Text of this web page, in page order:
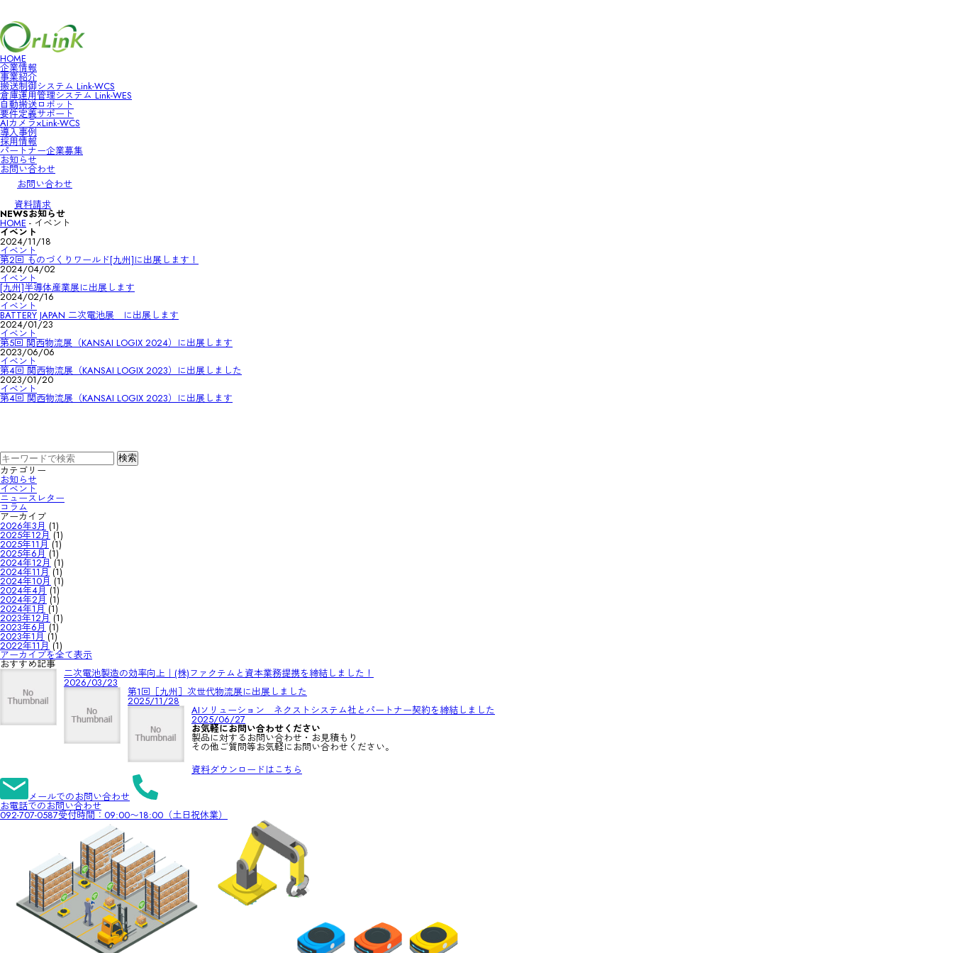
HOME
企業情報
事業紹介
搬送制御システム Link-WCS
倉庫運用管理システム Link-WES
自動搬送ロボット
要件定義サポート
AIカメラ×Link-WCS
導入事例
採用情報
パートナー企業募集
お知らせ
お問い合わせ
お問い合わせ
資料請求
NEWSお知らせ
HOME - イベント
イベント
2024/11/18
イベント
第2回 ものづくりワールド[九州]に出展します！
2024/04/02
イベント
[九州]半導体産業展に出展します
2024/02/16
イベント
BATTERY JAPAN 二次電池展 に出展します
2024/01/23
イベント
第5回 関西物流展（KANSAI LOGIX 2024）に出展します
2023/06/06
イベント
第4回 関西物流展（KANSAI LOGIX 2023）に出展しました
2023/01/20
イベント
第4回 関西物流展（KANSAI LOGIX 2023）に出展します
カテゴリー
お知らせ
イベント
ニュースレター
コラム
アーカイブ
2026年3月 (1)
2025年12月(1)
2025年11月 (1)
2025年6月 (1)
2024年12月 (1)
2024年11月 (1)
2024年10月 (1)
2024年4月 (1)
2024年2月 (1)
2024年1月 (1)
2023年12月 (1)
2023年6月 (1)
2023年1月 (1)
2022年11月 (1)
アーカイブを全て表示
おすすめ記事
二次電池製造の効率向上｜(株)ファクテムと資本業務提携を締結しました！
2026/03/23
第1回［九州］次世代物流展に出展しました
2025/11/28
AIソリューション ネクストシステム社とパートナー契約を締結しました
2025/06/27
お気軽にお問い合わせください
製品に対するお問い合わせ・お見積もり
その他ご質問等お気軽にお問い合わせください。
資料ダウンロードはこちら
メールでのお問い合わせ
お電話でのお問い合わせ
092-707-0587受付時間：09:00〜18:00（土日祝休業）
HOME
企業情報
事業紹介
搬送制御システム Link-WCS
倉庫運用管理システム Link-WES
自動搬送ロボット
要件定義サポート
AIカメラ×Link-WCS
導入事例
採用情報
お知らせ
お問い合わせ